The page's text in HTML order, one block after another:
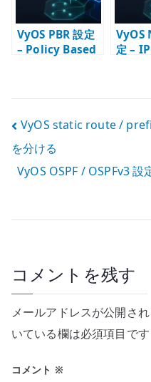
VyOS PBR 設定
– Policy Based
VyOS
定 –
投
稿
ナ
ビ
ー
シ
ョ
ン
VyOS static route /
を分ける
VyOS OSPF / OSPFv3
コメントを残す
メールアドレスが公開さ
いている欄は必須項目です
コメント ※